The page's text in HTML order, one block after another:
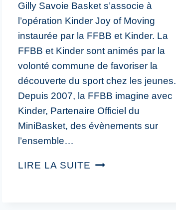
Gilly Savoie Basket s’associe à
l’opération Kinder Joy of Moving
instaurée par la FFBB et Kinder. La
FFBB et Kinder sont animés par la
volonté commune de favoriser la
découverte du sport chez les jeunes.
Depuis 2007, la FFBB imagine avec
Kinder, Partenaire Officiel du
MiniBasket, des évènements sur
l’ensemble…
LIRE LA SUITE